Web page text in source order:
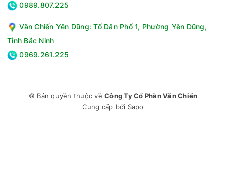
0989.807.225
Văn Chiến Yên Dũng: Tổ Dân Phố 1, Phường Yên Dũng,
Tỉnh Bắc Ninh
0969.261.225
© Bản quyền thuộc về Công Ty Cổ Phần Văn Chiến
Cung cấp bởi Sapo